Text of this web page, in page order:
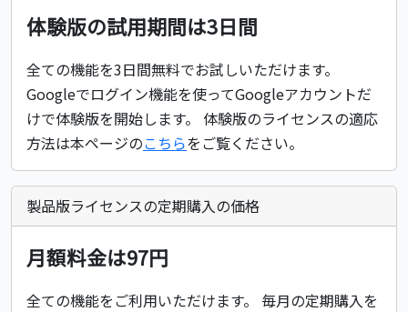
体験版の試用期間は3日間
全ての機能を3日間無料でお試しいただけます。
Googleでログイン機能を使ってGoogleアカウントだ
けで体験版を開始します。 体験版のライセンスの適応
方法は本ページのこちらをご覧ください。
製品版ライセンスの定期購入の価格
月額料金は97円
全ての機能をご利用いただけます。 毎月の定期購入を